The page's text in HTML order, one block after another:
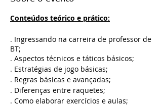
Conteúdos teórico e prático:
. Ingressando na carreira de professor de
BT;
. Aspectos técnicos e táticos básicos;
. Estratégias de jogo básicas;
. Regras básicas e avançadas;
. Diferenças entre raquetes;
. Como elaborar exercícios e aulas;